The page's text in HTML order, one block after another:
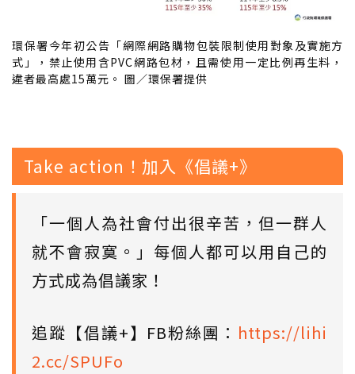
環保署今年初公告「網際網路購物包裝限制使用對象及實施方
式」，禁止使用含PVC網路包材，且需使用一定比例再生料，
違者最高處15萬元。 圖／環保署提供
Take action！加入《倡議+》
「一個人為社會付出很辛苦，但一群人
就不會寂寞。」每個人都可以用自己的
方式成為倡議家！
追蹤【倡議+】FB粉絲團： https://lihi
2.cc/SPUFo